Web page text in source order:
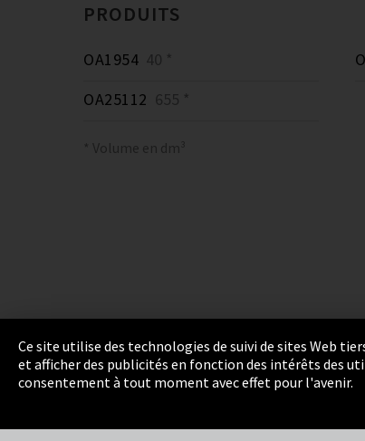
PRODUITS
OA1954 40 *
OA25112 655 *
* Volume en dm³
Empreinte Politique de confidentialité
Ce site utilise des technologies de suivi de sites Web
et afficher des publicités en fonction des intérêts des
consentement à tout moment avec effet pour l'avenir.